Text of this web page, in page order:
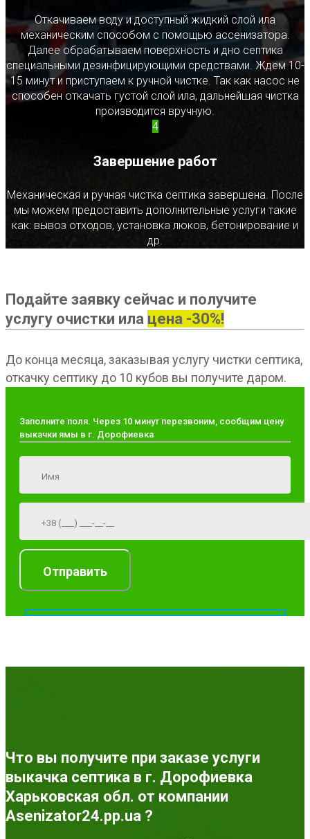
Откачиваем воду и доступный жидкий слой ила
механическим способом с помощью ассенизатора.
Далее обрабатываем поверхность и дно септика
специальными дезинфицирующими средствами. Ждем 10-
15 минут и приступаем к ручной чистке. Так как насос не
способен откачать густой слой ила, дальнейшая чистка
производится вручную.
4
Завершение работ
Механическая и ручная чистка септика завершена. После
мы можем предоставить дополнительные услуги такие
как: вывоз отходов, установка люков, бетонирование и
др.
Подайте заявку сейчас и получите
услугу очистки ила цена -30%!
До конца месяца, заказывая услугу чистки септика,
откачку септику до 10 кубов вы получите даром.
Заполните поля. Через 10 минут перезвоним, сообщим цену
выкачки ямы в г. Дорофиевка
Что вы получите при заказе услуги
выкачка септика в г. Дорофиевка
Харьковская обл. от компании
Asenizator24.pp.ua ?